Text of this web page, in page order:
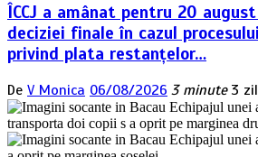
ÎCCJ a amânat pentru 20
deciziei finale în cazul
privind plata restanțelor…
De V Monica 06/08/2026 3 minute 3